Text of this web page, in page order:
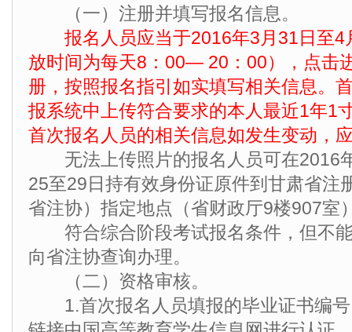
（一）注册并填写报名信息。
报名人员应当于2016年3月31日至
放时间为每天8：00— 20：00），点击
册，按照报名指引如实填写相关信息。
报系统中上传符合要求的本人最近1年1
首次报名人员的相关信息如发生变动，
无法上传照片的报名人员可在2016
25至29日持有效身份证原件到甘肃省注
省注协）指定地点（省财政厅9楼907室
符合综合阶段考试报名条件，但不能
向省注协查询办理。
（二）资格审核。
1.首次报名人员填报的毕业证书编号